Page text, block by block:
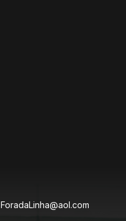
ForadaLinha@aol.com